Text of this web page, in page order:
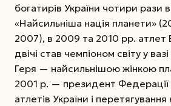
богатирів України чотири рази
«Найсильніша нація планети»
2007), в 2009 та 2010 рр. атлет
двічі став чемпіоном світу у
Геря — найсильнішою жінкою
2001 р. — президент Федерації
атлетів України і перетягування